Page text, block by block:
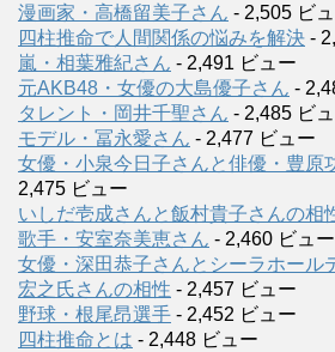
漫画家・高橋留美子さん - 2,505 ビ
四柱推命で人間関係の悩みを解決 -
嵐・相葉雅紀さん - 2,491 ビュー
元AKB48・女優の大島優子さん -
タレント・岡井千聖さん - 2,485 ビ
モデル・冨永愛さん - 2,477 ビュー
女優・小泉今日子さんと俳優・豊原
2,475 ビュー
いしだ壱成さんと飯村貴子さんの相
歌手・安室奈美恵さん - 2,460 ビュー
女優・深田恭子さんとシーラホール
宏之氏さんの相性 - 2,457 ビュー
野球・根尾昂選手 - 2,452 ビュー
四柱推命とは - 2,448 ビュー